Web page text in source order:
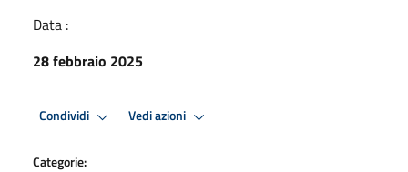
Data :
28 febbraio 2025
Condividi Vedi azioni
Categorie: